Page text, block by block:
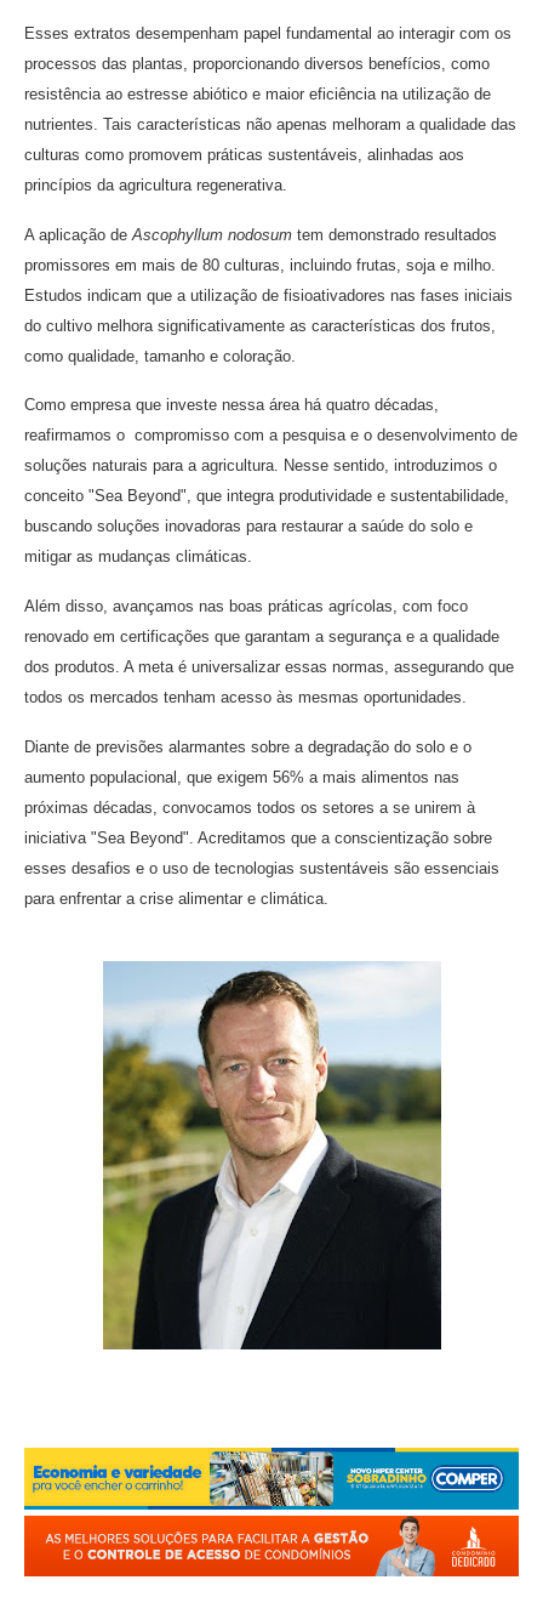
Esses extratos desempenham papel fundamental ao interagir com os
processos das plantas, proporcionando diversos benefícios, como
resistência ao estresse abiótico e maior eficiência na utilização de
nutrientes. Tais características não apenas melhoram a qualidade das
culturas como promovem práticas sustentáveis, alinhadas aos
princípios da agricultura regenerativa.
A aplicação de Ascophyllum nodosum tem demonstrado resultados
promissores em mais de 80 culturas, incluindo frutas, soja e milho.
Estudos indicam que a utilização de fisioativadores nas fases iniciais
do cultivo melhora significativamente as características dos frutos,
como qualidade, tamanho e coloração.
Como empresa que investe nessa área há quatro décadas,
reafirmamos o compromisso com a pesquisa e o desenvolvimento de
soluções naturais para a agricultura. Nesse sentido, introduzimos o
conceito "Sea Beyond", que integra produtividade e sustentabilidade,
buscando soluções inovadoras para restaurar a saúde do solo e
mitigar as mudanças climáticas.
Além disso, avançamos nas boas práticas agrícolas, com foco
renovado em certificações que garantam a segurança e a qualidade
dos produtos. A meta é universalizar essas normas, assegurando que
todos os mercados tenham acesso às mesmas oportunidades.
Diante de previsões alarmantes sobre a degradação do solo e o
aumento populacional, que exigem 56% a mais alimentos nas
próximas décadas, convocamos todos os setores a se unirem à
iniciativa "Sea Beyond". Acreditamos que a conscientização sobre
esses desafios e o uso de tecnologias sustentáveis são essenciais
para enfrentar a crise alimentar e climática.